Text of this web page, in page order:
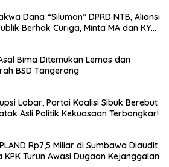
Dana “Siluman” DPRD NTB, Aliansi
Berhak Curiga, Minta MA dan KY
Bima Ditemukan Lemas dan
BSD Tangerang
Lobar, Partai Koalisi Sibuk Berebut
Asli Politik Kekuasaan Terbongkar!
Rp7,5 Miliar di Sumbawa Diaudit
KPK Turun Awasi Dugaan Kejanggalan